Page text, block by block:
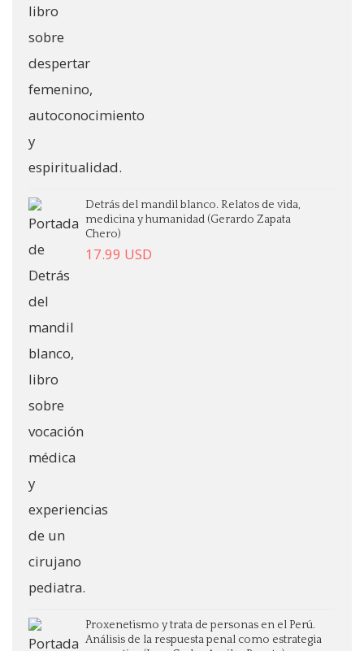
Detrás del mandil blanco. Relatos de vida,
medicina y humanidad (Gerardo Zapata
Chero)
17.99 USD
Proxenetismo y trata de personas en el Perú.
Análisis de la respuesta penal como estrategia